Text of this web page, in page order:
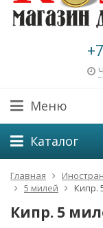
Меню
Каталог
Главная
5 милей
Кипр.
Кипр. 5